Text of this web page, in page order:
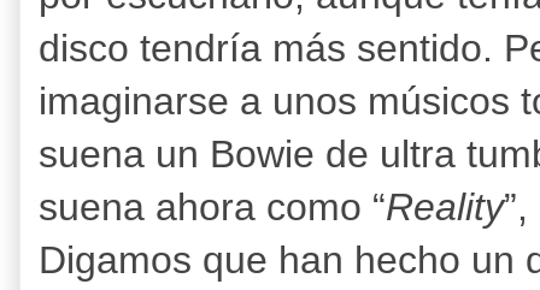
disco tendría más sentido.
imaginarse a unos músicos
suena un Bowie de ultra
suena ahora como “Reality
Digamos que han hecho un